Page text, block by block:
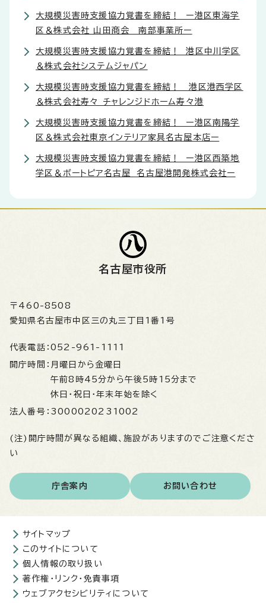
大規模災害時支援協力覚書を締結！ ー港区東海学
区＆株式会社 山田商会 南部事業所ー
大規模災害時支援協力覚書を締結！ 港区中川学区
＆株式会社システムジャパン
大規模災害時支援協力覚書を締結！ 港区港西学区
＆株式会社寿々 チャレンジドホーム寿々港
大規模災害時支援協力覚書を締結！ ー港区南陽学
区＆株式会社東京インテリア家具名古屋本店ー
大規模災害時支援協力覚書を締結！ ー港区西築地
学区＆ボートピア名古屋 名古屋港開発株式会社ー
名古屋市役所
〒460-8508
愛知県名古屋市中区三の丸三丁目1番1号
代表電話： 052-961-1111
開庁時間： 月曜日から金曜日
午前8時45分から午後5時15分まで
休日・祝日・年末年始を除く
法人番号： 3000020231002
(注)開庁時間が異なる組織、施設がありますのでご注意くださ
い
庁舎案内 お問い合わせ
サイトマップ
このサイトについて
個人情報の取り扱い
著作権・リンク・免責事項
ウェブアクセシビリティについて